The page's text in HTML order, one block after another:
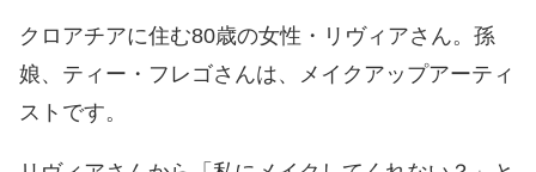
クロアチアに住む80歳の女性・リヴィアさん。孫
娘、ティー・フレゴさんは、メイクアップアーティ
ストです。